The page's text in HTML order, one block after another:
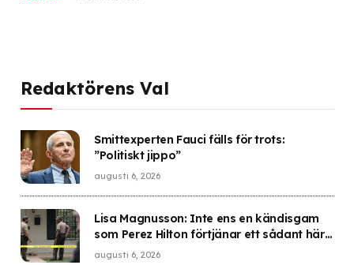
Redaktörens Val
Smittexperten Fauci fälls för trots:
”Politiskt jippo”
augusti 6, 2026
Lisa Magnusson: Inte ens en kändisgam
som Perez Hilton förtjänar ett sådant här
öde
augusti 6, 2026